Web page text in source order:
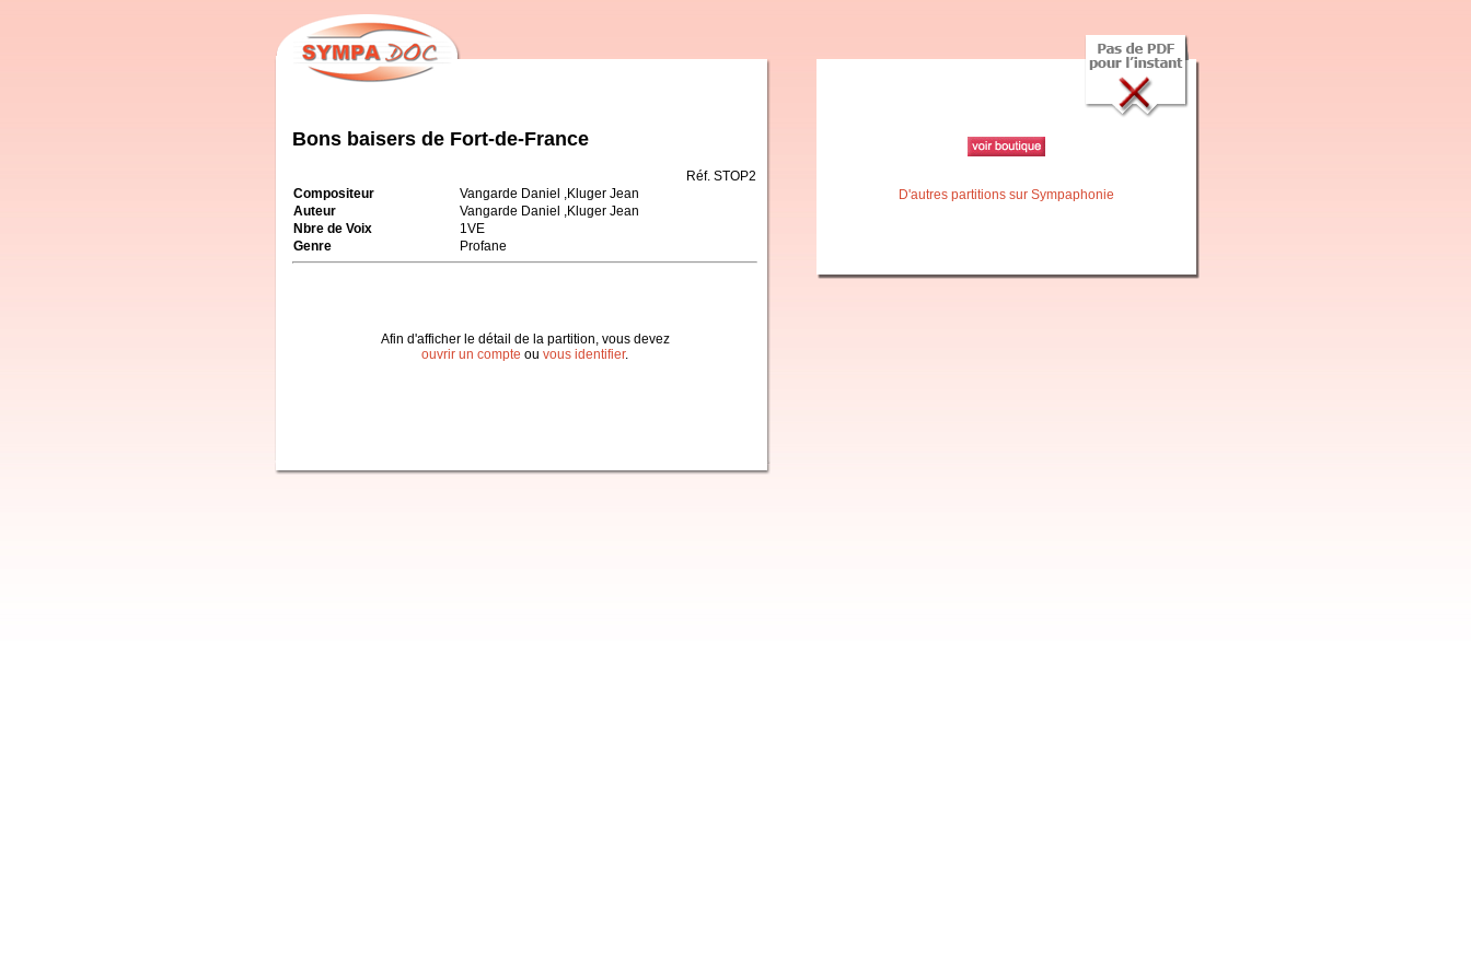
Bons baisers de Fort-de-France
Réf. STOP2
Compositeur
Vangarde Daniel ,Kluger Jean
Auteur
Vangarde Daniel ,Kluger Jean
Nbre de Voix
1VE
Genre
Profane
Afin d'afficher le détail de la partition, vous devez
ouvrir un compte ou vous identifier.
D'autres partitions sur Sympaphonie